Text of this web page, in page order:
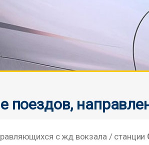
поездов,
с жд вокзала / станции